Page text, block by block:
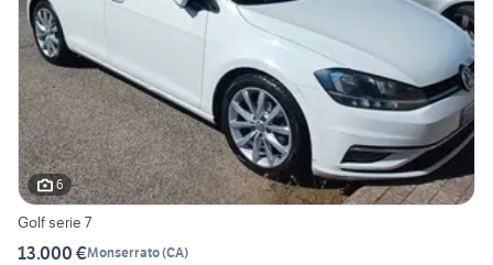
6
Golf serie 7
13.000 €Monserrato(CA)